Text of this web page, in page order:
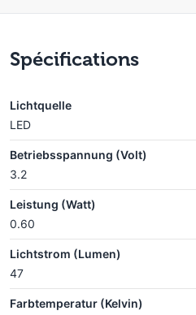
Spécifications
Lichtquelle
LED
Betriebsspannung (Volt)
3.2
Leistung (Watt)
0.60
Lichtstrom (Lumen)
47
Farbtemperatur (Kelvin)